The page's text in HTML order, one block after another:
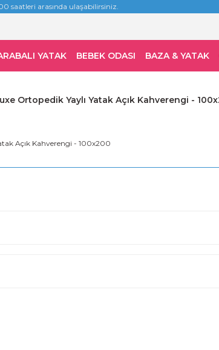
saatleri arasında ulaşabilirsiniz.
YATAK BEBEK ODASI BAZA & YATAK
Ortopedik Yaylı Yatak Açık Kahverengi -